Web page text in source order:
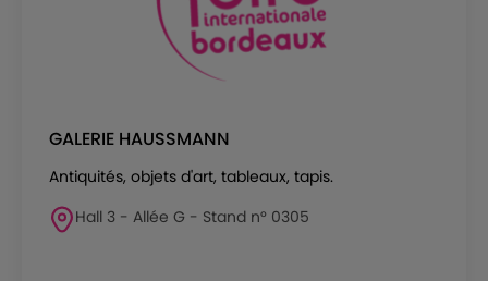
GALERIE HAUSSMANN
Antiquités, objets d'art, tableaux, tapis.
Hall 3 - Allée G - Stand n° 0305